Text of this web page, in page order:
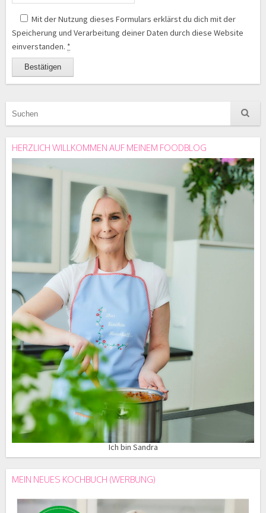
Mit der Nutzung dieses Formulars erklärst du dich mit der
Speicherung und Verarbeitung deiner Daten durch diese Website
einverstanden. *
HERZLICH WILLKOMMEN AUF MEINEM FOODBLOG
Ich bin Sandra
MEIN NEUES KOCHBUCH (WERBUNG)